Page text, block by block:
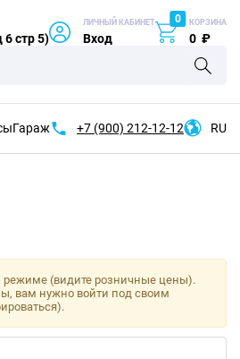
стр 5)
ЛИЧНЫЙ КАБИНЕТ
Вход
0 КОРЗИНА
0 ₽
Гараж +7 (900) 212-12-12 RU
режиме (видите розничные цены).
вам нужно войти под своим